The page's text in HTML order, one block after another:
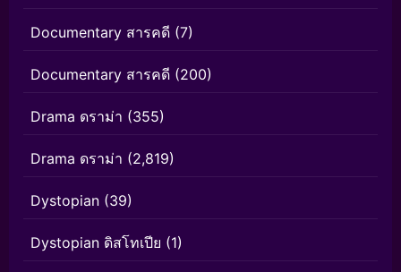
Documentary สารคดี (7)
Documentary สารคดี (200)
Drama ดราม่า (355)
Drama ดราม่า (2,819)
Dystopian (39)
Dystopian ดิสโทเปีย (1)